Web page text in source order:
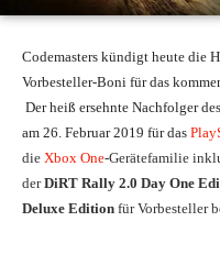
Codemasters kündigt heute die
Vorbesteller-Boni für das
Der heiß ersehnte Nachfolger
am 26. Februar 2019 für das
die Xbox One-Gerätefamilie
derDiRT Rally 2.0 Day One
Deluxe Edition für Vorbesteller